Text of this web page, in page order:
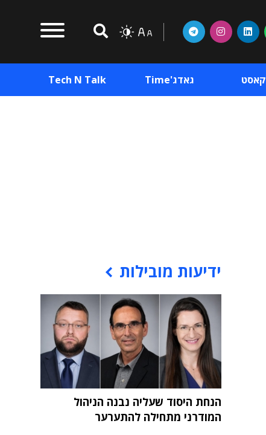
גאדג'Time Tech N Talk
ידיעות מובילות
הנחת היסוד שעליה נבנה הניהול
המודרני מתחילה להתערער